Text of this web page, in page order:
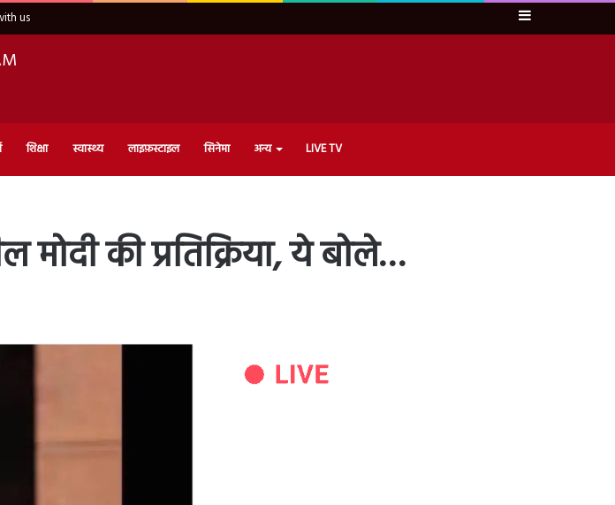
us Sidebar
शिक्षा स्वास्थ्य लाइफ़स्टाइल सिनेमा अन्य LIVE TV
की प्रतिक्रिया, ये बोले…